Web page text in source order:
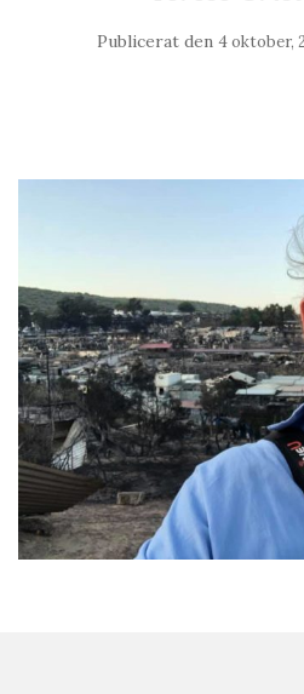
Publicerat den 4 oktober,